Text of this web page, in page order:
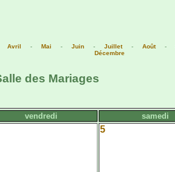
Avril - Mai - Juin- Juillet- Août-
Décembre
des Mariages
vendredi samedi
5